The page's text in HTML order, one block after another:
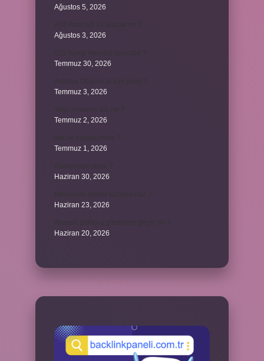
Ağustos 5, 2026
Ağustos 3, 2026
Temmuz 30, 2026
Temmuz 3, 2026
Temmuz 2, 2026
Temmuz 1, 2026
Haziran 30, 2026
Haziran 23, 2026
Haziran 20, 2026